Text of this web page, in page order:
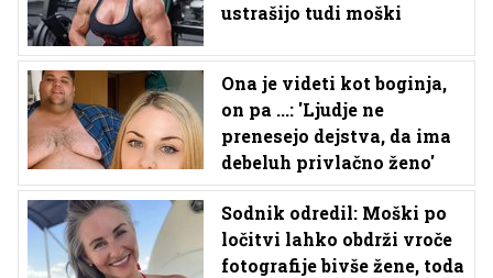
ustrašijo tudi moški
Ona je videti kot boginja,
on pa ...: 'Ljudje ne
prenesejo dejstva, da ima
debeluh privlačno ženo'
Sodnik odredil: Moški po
ločitvi lahko obdrži vroče
fotografije bivše žene, toda